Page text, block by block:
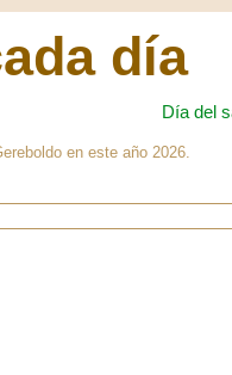
día
Día del
en este año 2026.